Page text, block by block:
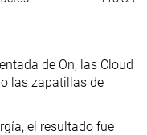
de On, las Cloud
las zapatillas de
el resultado fue